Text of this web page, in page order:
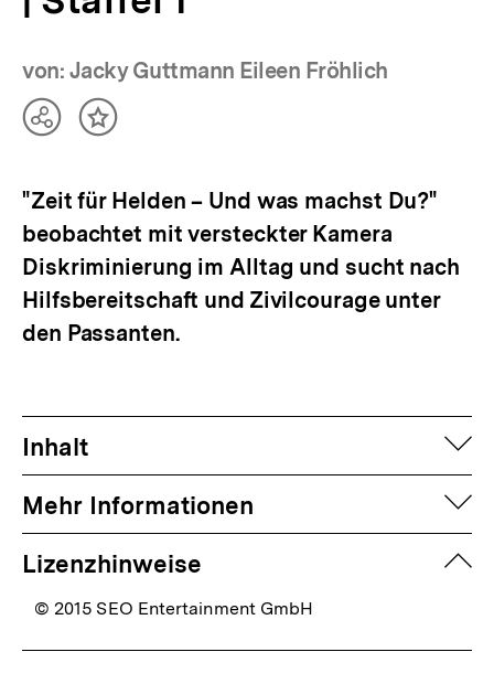
von: Jacky Guttmann Eileen Fröhlich
TeilenInhalt
"Zeit für Helden – Und was machst Du?"
beobachtet mit versteckter Kamera
Diskriminierung im Alltag und sucht nach
Hilfsbereitschaft und Zivilcourage unter
den Passanten.
Inhalt
Mehr Informationen
Lizenzhinweise
© 2015 SEO Entertainment GmbH